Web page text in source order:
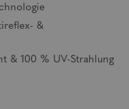
&
& 100 % UV-Strahlung